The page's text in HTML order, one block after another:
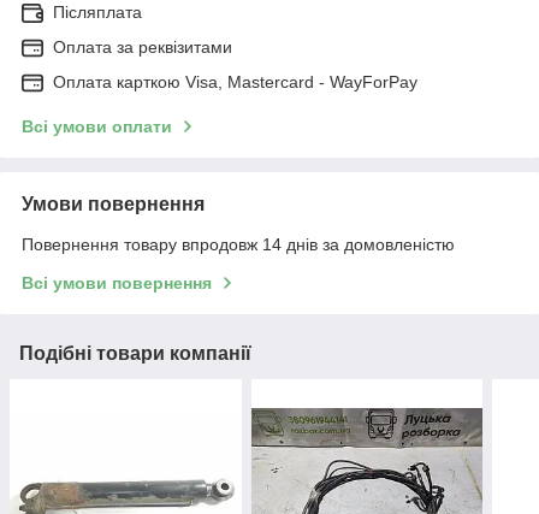
Післяплата
Оплата за реквізитами
Оплата карткою Visa, Mastercard - WayForPay
Всі умови оплати
Умови повернення
Повернення товару впродовж 14 днів за домовленістю
Всі умови повернення
Подібні товари компанії